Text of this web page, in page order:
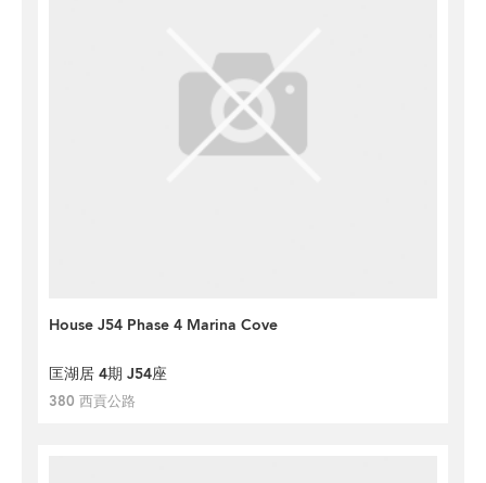
House J54 Phase 4 Marina Cove
匡湖居 4期 J54座
380 西貢公路